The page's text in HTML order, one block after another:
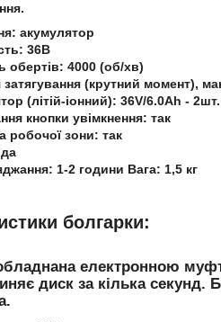
акумулятор
36В
обертів: 4000 (об/хв)
(крутний момент),
(літій-іонний): 36V/6.0Ah -
кнопки увімкнення: так
робочої зони: так
1-2 години Вага: 1,5 кг
болгарки:
електронною
диск за кілька секунд.